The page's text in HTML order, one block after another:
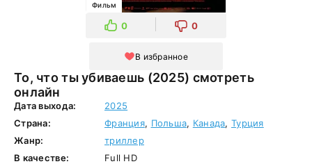
То, что ты убиваешь (2025) смотреть
онлайн
Фильм
0 0
В избранное
Дата выхода:
2025
Страна:
Франция, Польша, Канада,Турция
Жанр:
триллер
В качестве:
Full HD